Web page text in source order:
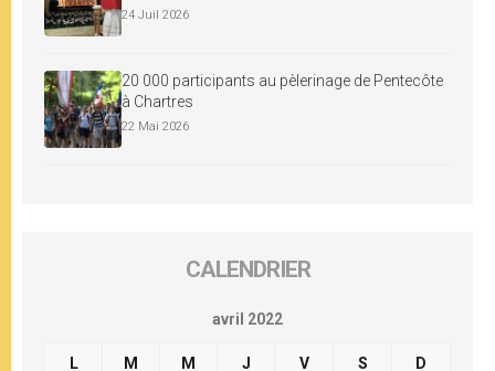
24 Juil 2026
20 000 participants au pèlerinage de Pentecôte
à Chartres
22 Mai 2026
CALENDRIER
avril 2022
L M M J V S D